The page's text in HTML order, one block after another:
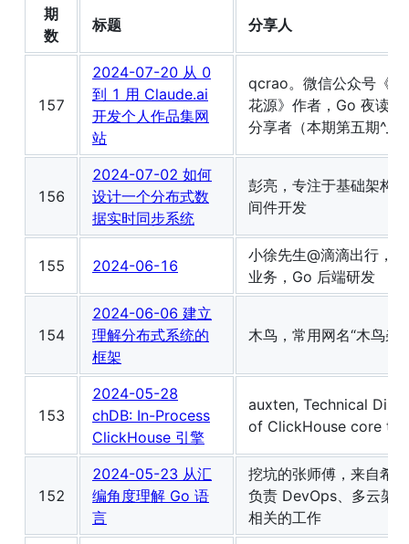
期
数
标题 分享人
157
2024-07-20 从 0
到 1 用 Claude.ai
开发个人作品集网
站
qcrao。微信公众号《码
花源》作者，Go 夜读 4
分享者（本期第五期^_^
156
2024-07-02 如何
设计一个分布式数
据实时同步系统
彭亮，专注于基础架构
间件开发
155 2024-06-16
小徐先生@滴滴出行，
业务，Go 后端研发
154
2024-06-06 建立
理解分布式系统的
框架
木鸟，常用网名“木鸟杂
153
2024-05-28
chDB: In-Process
ClickHouse 引擎
auxten, Technical
of ClickHouse core
152
2024-05-23 从汇
编角度理解 Go 语
言
挖坑的张师傅，来自希
负责 DevOps、多云架
相关的工作